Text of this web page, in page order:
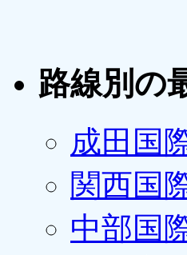
路線別の
成田国
関西国
中部国